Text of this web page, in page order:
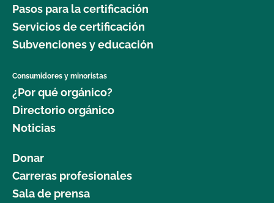
Pasos para la certificación
Servicios de certificación
Subvenciones y educación
Consumidores y minoristas
¿Por qué orgánico?
Directorio orgánico
Noticias
Donar
Carreras profesionales
Sala de prensa